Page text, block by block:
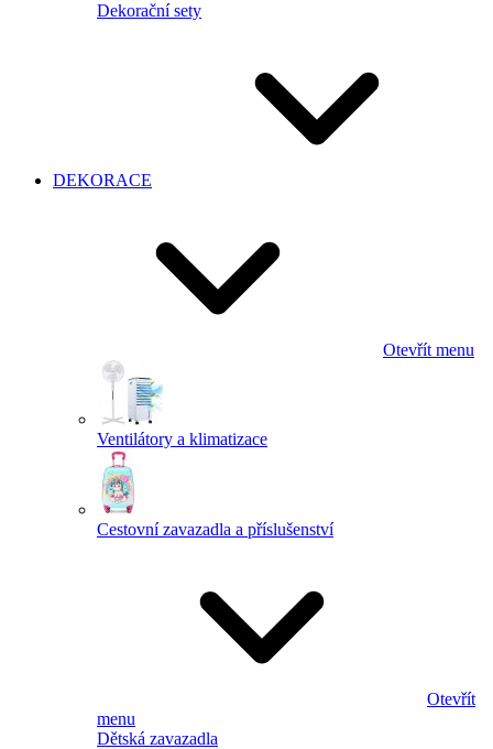
Dekorační sety
DEKORACE
Otevřít menu
Ventilátory a klimatizace
Cestovní zavazadla a příslušenství
Otevřít
menu
Dětská zavazadla